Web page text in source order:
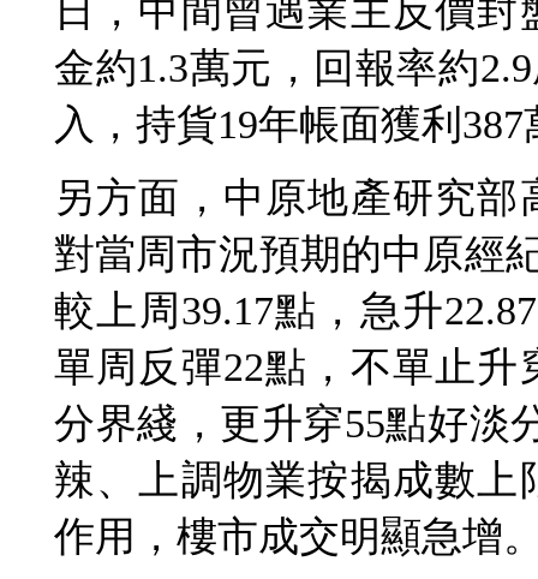
日，中間曾遇業主反價
金約1.3萬元，回報率約
入，持貨19年帳面獲利
另方面，中原地產研究
對當周市況預期的中原經
較上周39.17點，急升
單周反彈22點，不單止升
分界綫，更升穿55點好淡
辣、上調物業按揭成數
作用，樓市成交明顯急增